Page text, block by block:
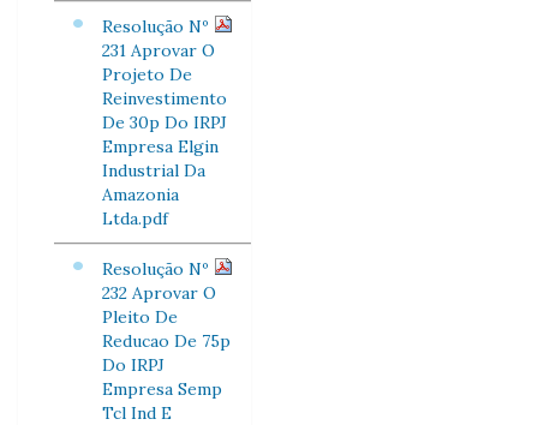
Resolução Nº
231 Aprovar O
Projeto De
Reinvestimento
De 30p Do IRPJ
Empresa Elgin
Industrial Da
Amazonia
Ltda.pdf
Resolução Nº
232 Aprovar O
Pleito De
Reducao De 75p
Do IRPJ
Empresa Semp
Tcl Ind E